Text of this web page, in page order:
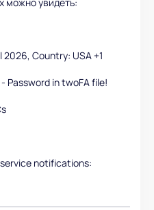
2026, Country: USA +1
Password in twoFA file!
service notifications: